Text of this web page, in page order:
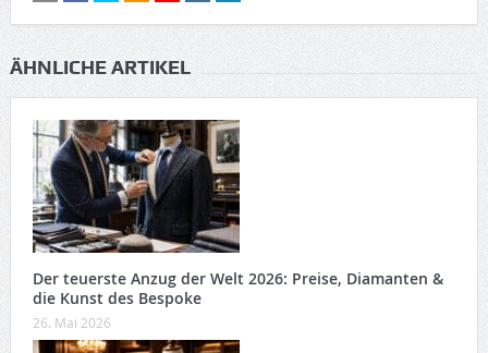
ÄHNLICHE ARTIKEL
Der teuerste Anzug der Welt 2026: Preise, Diamanten &
die Kunst des Bespoke
26. Mai 2026